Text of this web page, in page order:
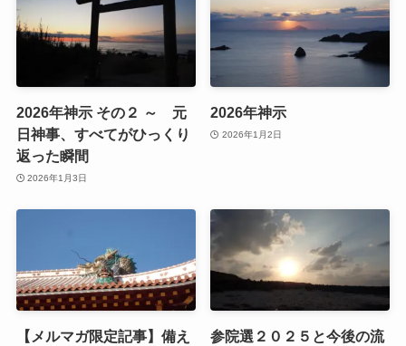
2026年神示 その２ ～ 元
日神事、すべてがひっくり
返った瞬間
2026年1月3日
2026年神示
2026年1月2日
【メルマガ限定記事】備え
参院選２０２５と今後の流